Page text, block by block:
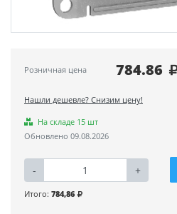
Розничная цена 784.86
Нашли дешевле? Снизим цену!
На складе 15 шт
Обновлено 09.08.2026
- +
Итого: 784,86